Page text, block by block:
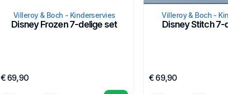
Villeroy & Boch - Kinderservies
Disney Frozen 7-delige set
€ 69,90
Villeroy & Boch -
Disney Stitch 7-
€ 69,90